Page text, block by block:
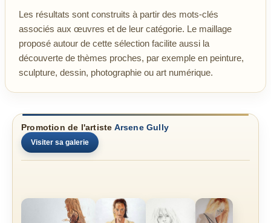
Les résultats sont construits à partir des mots-clés
associés aux œuvres et de leur catégorie. Le maillage
proposé autour de cette sélection facilite aussi la
découverte de thèmes proches, par exemple en peinture,
sculpture, dessin, photographie ou art numérique.
Promotion de l'artiste Arsene Gully
Visiter sa galerie